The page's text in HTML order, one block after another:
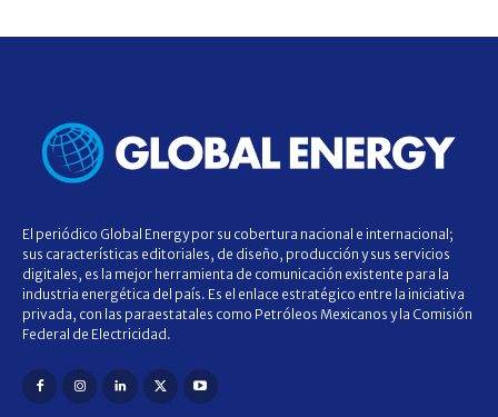
El periódico Global Energy por su cobertura nacional e internacional;
sus características editoriales, de diseño, producción y sus servicios
digitales, es la mejor herramienta de comunicación existente para la
industria energética del país. Es el enlace estratégico entre la iniciativa
privada, con las paraestatales como Petróleos Mexicanos y la Comisión
Federal de Electricidad.